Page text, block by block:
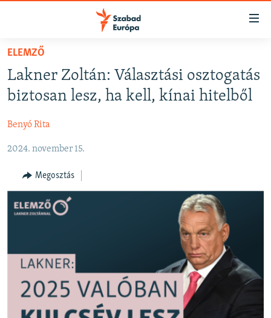
Akadálymentes
Ugrás
fő
oldalra
Ugrás
NAPIRENDEN
VIDEÓK
ELEMZŐ
NER15
SZABADON
TÁRSADALOM
A PÉNZ NYOMÁBAN
EURÓPAI UNIÓ
ELEMZŐ
Lakner Zoltán: Választási osztogatás
biztosan lesz, ha kell, kínai hitelből
Benyó Rita
2024. november 15.
Megosztás